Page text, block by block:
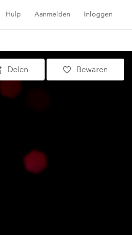
Hulp Aanmelden Inloggen
Delen Bewaren